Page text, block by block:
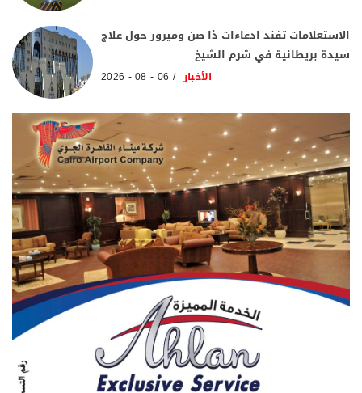
الاستعلامات تفند ادعاءات ذا صن وميرور حول علاج
سيدة بريطانية في شرم الشيخ
الأخبار 06 - 08 - 2026